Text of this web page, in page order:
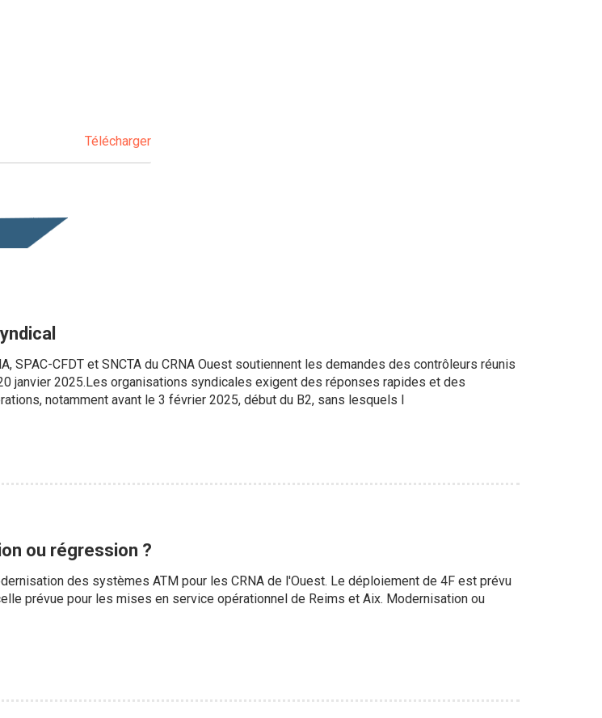
Télécharger
SPAC-CFDT et SNCTA du CRNA Ouest soutiennent les demandes des contrôleurs réunis
janvier 2025.Les organisations syndicales exigent des réponses rapides et des
notamment avant le 3 février 2025, début du B2, sans lesquels l
ou régression ?
des systèmes ATM pour les CRNA de l'Ouest. Le déploiement de 4F est prévu
prévue pour les mises en service opérationnel de Reims et Aix. Modernisation ou